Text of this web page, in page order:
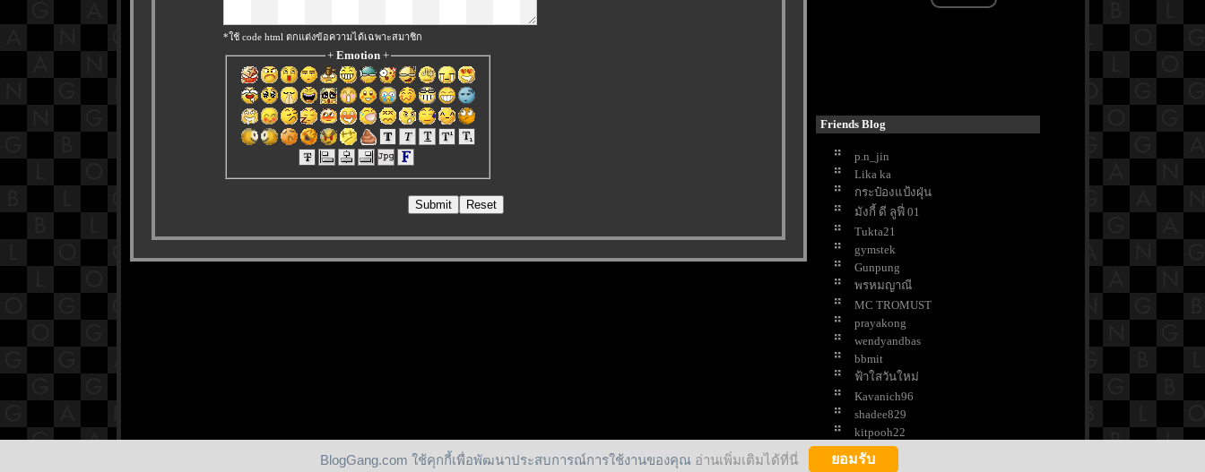
*ใช้ code html ตกแต่งข้อความได้เฉพาะสมาชิก
+ Emotion+
น่าน
ประวัติศาสตร์ยาวนาน
ขมิ้นชัน กับสรรพคุณด้านงานบ้านที่
คุณอาจไม่เคยรู้ !
ต้นกุหลาบ สัญลักษณ์แห่งความรัก
ปลูกไว้ประดับสวน
มาทำความรู้จักกับหลอดไฟและการ
ช้งานกันดีกว่า
คำบอกรัก 25 ภาษา สื่อความในใจใน
7 ไอเดียเก็บเครื่องปรุง แบบประหยัด
พื้นที่
10 ขนมหวานยอดนิยม สำหรับคู่รัก
นวันวาเลนไทน์
10 เรื่องที่บริษัทนายหน้าแนะให้ทำ
ก่อนประกาศขายบ้าน
7 เคล็ดลับรักษาพรมให้สวย สะอาด
น่าใช้
Friends Blog
p.n_jin
Lika ka
กระป๋องแป้งฝุ่น
มังกี้ ดี ลูฟี่ 01
Tukta21
gymstek
Gunpung
พรหมญาณี
MC TROMUST
prayakong
wendyandbas
bbmit
ฟ้าใสวันใหม่
Kavanich96
shadee829
kitpooh22
S-mild
นู๋ที
BlogGang.com ใช้คุกกี้เพื่อพัฒนาประสบการณ์การใช้งานของคุณ อ่านเพิ่มเติมได้ที่นี่